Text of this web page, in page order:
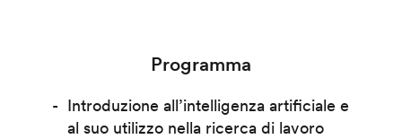
Programma
Introduzione all’intelligenza artificiale e
al suo utilizzo nella ricerca di lavoro